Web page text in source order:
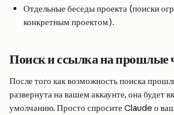
Отдельные беседы проекта (поиски
конкретным проектом).
Поиск и ссылка на прошлые
После того как возможность поиска
развернута на вашем аккаунте, она будет
умолчанию. Просто спросите Claude о